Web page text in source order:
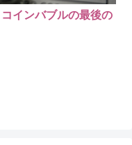
インバブルの最後の